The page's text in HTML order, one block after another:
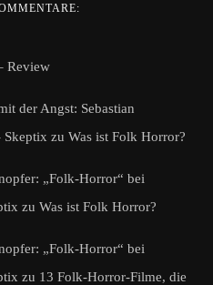
Review
der Angst: Sebastian
Skeptix zu Was ist Folk Horror?
„Folk-Horror“ bei
zu Was ist Folk Horror?
„Folk-Horror“ bei
zu 13 Folk-Horror-Filme, die